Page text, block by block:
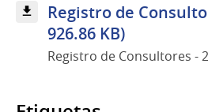
Registro de
926.86 KB)
Registro de Consultores -